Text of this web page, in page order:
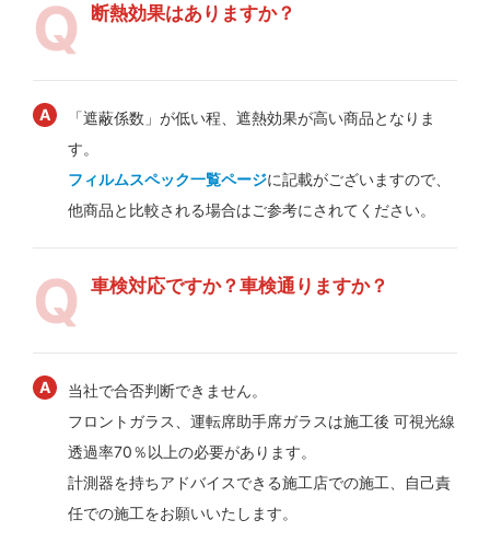
断熱効果はありますか？
「遮蔽係数」が低い程、遮熱効果が高い商品となりま
す。
フィルムスペック一覧ページに記載がございますので、
他商品と比較される場合はご参考にされてください。
車検対応ですか？車検通りますか？
当社で合否判断できません。
フロントガラス、運転席助手席ガラスは施工後 可視光線
透過率70％以上の必要があります。
計測器を持ちアドバイスできる施工店での施工、自己責
任での施工をお願いいたします。